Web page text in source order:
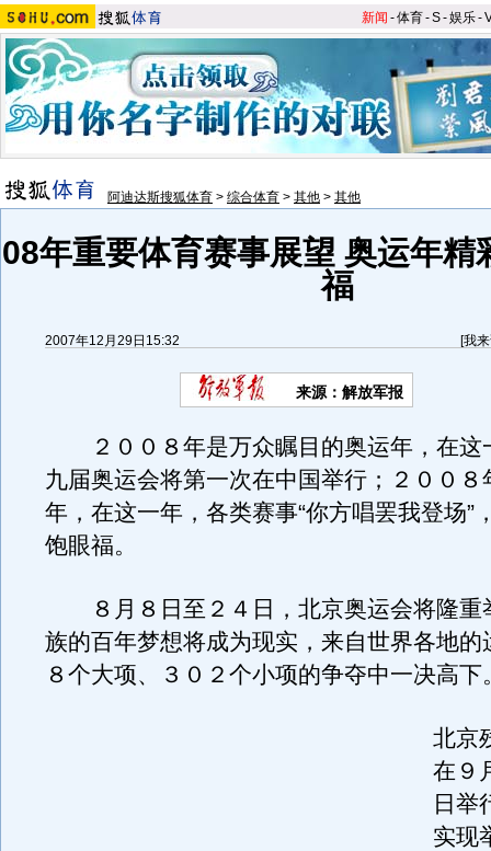
新闻 -体育-S-娱乐-
阿迪达斯搜狐体育 > 综合体育 > 其他 > 其他
08年重要体育赛事展望 奥运年精
福
2007年12月29日15:32 [我
来源：解放军报
２００８年是万众瞩目的奥运年，在这
九届奥运会将第一次在中国举行；２００８
年，在这一年，各类赛事“你方唱罢我登场”
饱眼福。
８月８日至２４日，北京奥运会将隆重
族的百年梦想将成为现实，来自世界各地的
８个大项、３０２个小项的争夺中一决高下
北京
在９
日举
实现